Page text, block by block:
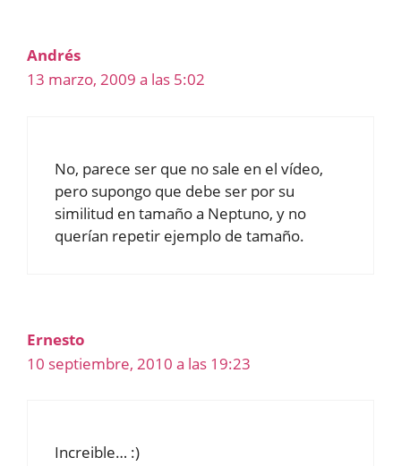
Andrés
13 marzo, 2009 a las 5:02
No, parece ser que no sale en el vídeo,
pero supongo que debe ser por su
similitud en tamaño a Neptuno, y no
querían repetir ejemplo de tamaño.
Ernesto
10 septiembre, 2010 a las 19:23
Increible… :)